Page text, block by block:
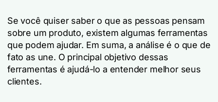
Se você quiser saber o que as pessoas pensam
sobre um produto, existem algumas ferramentas
que podem ajudar. Em suma, a análise é o que de
fato as une. O principal objetivo dessas
ferramentas é ajudá-lo a entender melhor seus
clientes.